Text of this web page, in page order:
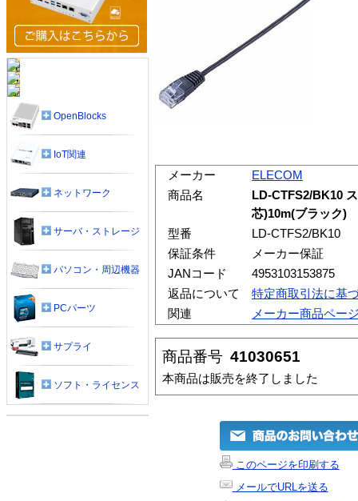
メーカー
ELECOM
商品名
LD-CTFS2/BK10
芯)10m(ブラック)
型番
LD-CTFS2/BK10
保証条件
メーカー保証
JANコード
4953103153875
返品について
特定商取引法に基
関連
メーカー商品ペー
商品番号 41030651
本商品は販売を終了しました
このページを印刷する
メールでURLを送る
OpenBlocks
IoT関連
ネットワーク
サーバ・ストレージ
パソコン・周辺機器
PCパーツ
サプライ
ソフト・ライセンス